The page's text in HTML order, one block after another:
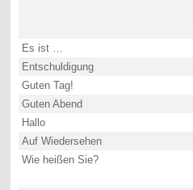
Es ist …
Entschuldigung
Guten Tag!
Guten Abend
Hallo
Auf Wiedersehen
Wie heißen Sie?